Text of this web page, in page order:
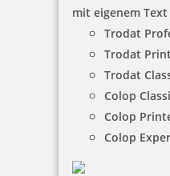
mit eigenem Text
Trodat
Trodat
Trodat
Colop
Colop
Colop